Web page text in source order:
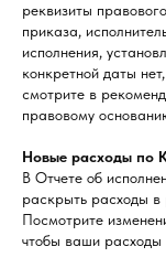
реквизиты
приказа,
исполнения,
конкретной даты
смотрите в
правовому
Новые расходы по
В Отчете об
раскрыть расходы в
Посмотрите
чтобы ваши расходы